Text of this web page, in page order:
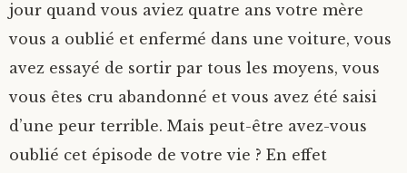
jour quand vous aviez quatre ans votre mère
vous a oublié et enfermé dans une voiture, vous
avez essayé de sortir par tous les moyens, vous
vous êtes cru abandonné et vous avez été saisi
d’une peur terrible. Mais peut-être avez-vous
oublié cet épisode de votre vie ? En effet